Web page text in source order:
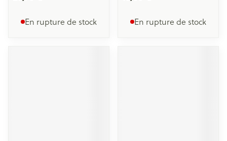
En rupture de stock En rupture de stock